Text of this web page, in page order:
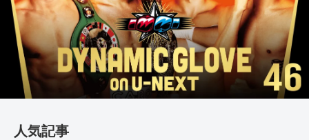
人気記事